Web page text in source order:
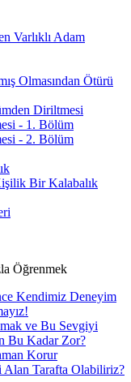
Varlıklı Adam
Olmasından Ötürü
Diriltmesi
- 1. Bölüm
- 2. Bölüm
Bir Kalabalık
Öğrenmek
Kendimiz Deneyim
ve Bu Sevgiyi
Bu Kadar Zor?
Korur
Alan Tarafta Olabiliriz?